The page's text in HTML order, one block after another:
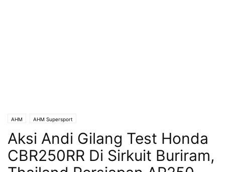
AHM AHM Supersport
Aksi Andi Gilang Test Honda
CBR250RR Di Sirkuit Buriram,